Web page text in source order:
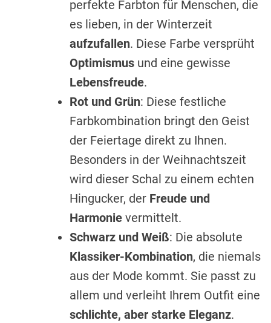
perfekte Farbton für Menschen, die
es lieben, in der Winterzeit
aufzufallen. Diese Farbe versprüht
Optimismus und eine gewisse
Lebensfreude.
Rot und Grün: Diese festliche
Farbkombination bringt den Geist
der Feiertage direkt zu Ihnen.
Besonders in der Weihnachtszeit
wird dieser Schal zu einem echten
Hingucker, der Freude und
Harmonie vermittelt.
Schwarz und Weiß: Die absolute
Klassiker-Kombination, die niemals
aus der Mode kommt. Sie passt zu
allem und verleiht Ihrem Outfit eine
schlichte, aber starke Eleganz.